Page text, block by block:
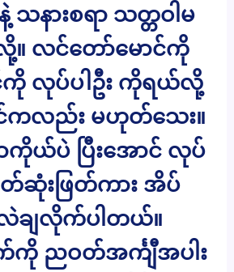
နားစရာ သတ္တဝါမ
။ လင်တော်မောင်ကို
ကို လုပ်ပါဦး ကိုရယ်လို့
င်ကလည်း မဟုတ်သေး။
ယ်ပဲ ပြီးအောင် လုပ်
ဆုံးဖြတ်ကား အိပ်
လဲချလိုက်ပါတယ်။
ညဝတ်အင်္ကျီအပါး